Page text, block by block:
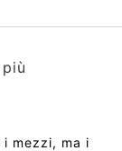
mezzi, ma i